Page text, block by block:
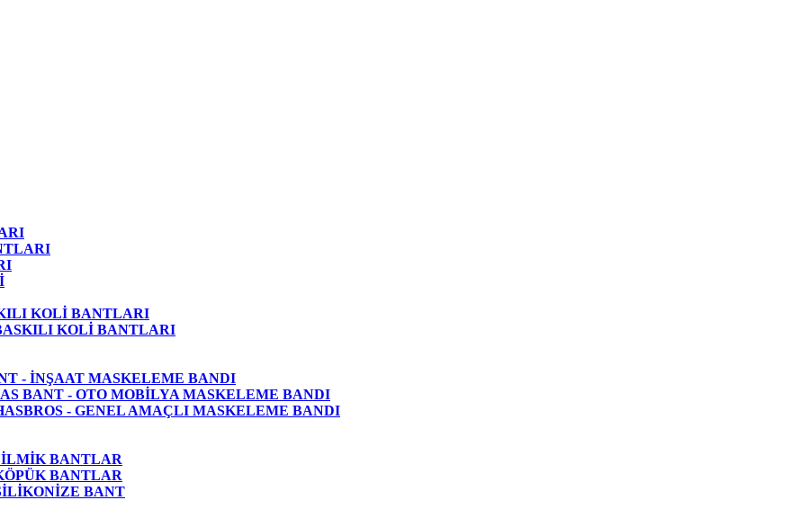
KOLİ BANTLARI
KOLİ BANTLARI
- İNŞAAT MASKELEME BANDI
BANT - OTO MOBİLYA MASKELEME BANDI
- GENEL AMAÇLI MASKELEME BANDI
BANTLAR
BANTLAR
BANT